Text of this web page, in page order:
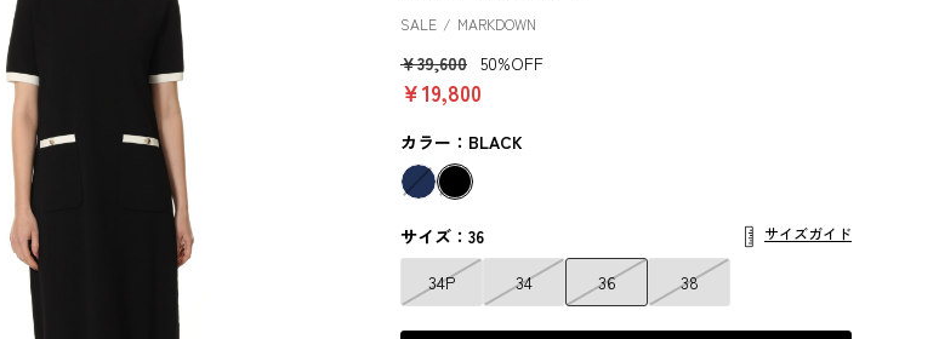
SALE
MARKDOWN
￥39,600 50%OFF
￥19,800
カラー：BLACK
サイズ：36 サイズガイド
34P 34 36 38